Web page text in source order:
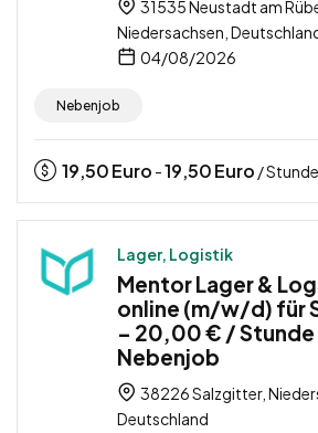
31535 Neustadt am
Niedersachsen,
04/08/2026
Nebenjob
19,50Euro -19,50Euro / Stunde
Lager, Logistik
Mentor Lager &
online (m/w/d) für
– 20,00 € / Stunde
Nebenjob
38226 Salzgitter,
Deutschland